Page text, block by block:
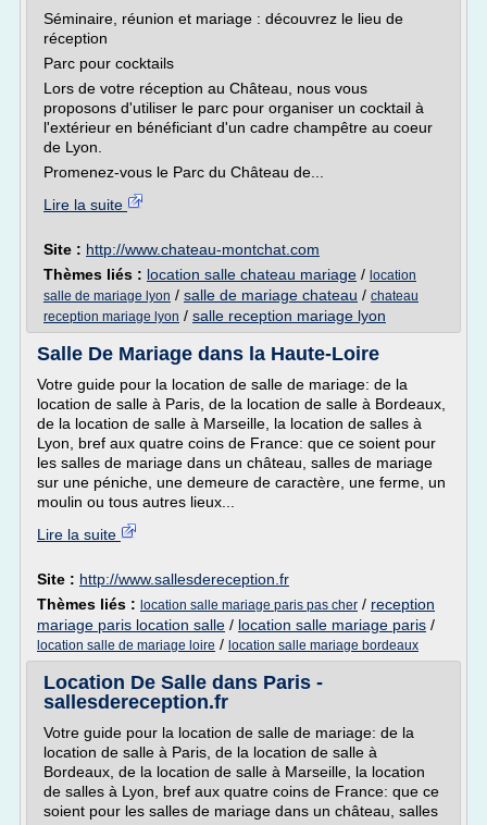
Séminaire, réunion et mariage : découvrez le lieu de
réception
Parc pour cocktails
Lors de votre réception au Château, nous vous
proposons d'utiliser le parc pour organiser un cocktail à
l'extérieur en bénéficiant d'un cadre champêtre au coeur
de Lyon.
Promenez-vous le Parc du Château de...
Lire la suite
Site : http://www.chateau-montchat.com
Thèmes liés : location salle chateau mariage / location
salle de mariage lyon / salle de mariage chateau / chateau
reception mariage lyon / salle reception mariage lyon
Salle De Mariage dans la Haute-Loire
Votre guide pour la location de salle de mariage: de la
location de salle à Paris, de la location de salle à Bordeaux,
de la location de salle à Marseille, la location de salles à
Lyon, bref aux quatre coins de France: que ce soient pour
les salles de mariage dans un château, salles de mariage
sur une péniche, une demeure de caractère, une ferme, un
moulin ou tous autres lieux...
Lire la suite
Site : http://www.sallesdereception.fr
Thèmes liés : location salle mariage paris pas cher / reception
mariage paris location salle / location salle mariage paris /
location salle de mariage loire / location salle mariage bordeaux
Location De Salle dans Paris -
sallesdereception.fr
Votre guide pour la location de salle de mariage: de la
location de salle à Paris, de la location de salle à
Bordeaux, de la location de salle à Marseille, la location
de salles à Lyon, bref aux quatre coins de France: que ce
soient pour les salles de mariage dans un château, salles